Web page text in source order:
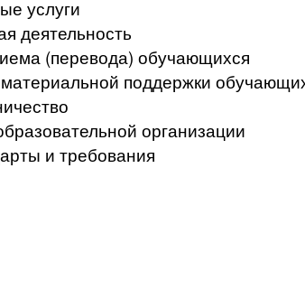
услуги
деятельность
(перевода) обучающихся
поддержки
организации
и требования